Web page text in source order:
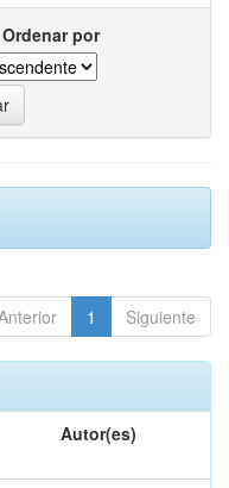
Ordenar por
1 Siguiente
Autor(es)